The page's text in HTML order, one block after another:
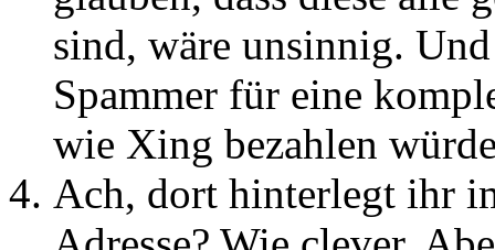
sind, wäre unsinnig.
Spammer für eine
wie Xing bezahlen
Ach, dort hinterlegt ihr